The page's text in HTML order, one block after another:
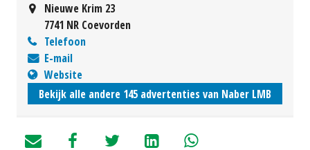
Nieuwe Krim 23
7741 NR Coevorden
Telefoon
E-mail
Website
Bekijk alle andere 145 advertenties van Naber LMB